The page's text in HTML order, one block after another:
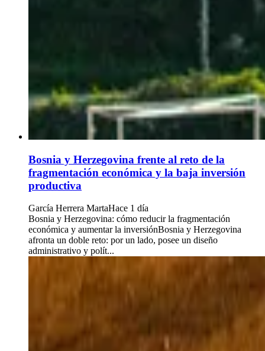
Bosnia y Herzegovina frente al reto de la
fragmentación económica y la baja inversión
productiva
García Herrera MartaHace 1 día
Bosnia y Herzegovina: cómo reducir la fragmentación
económica y aumentar la inversiónBosnia y Herzegovina
afronta un doble reto: por un lado, posee un diseño
administrativo y polít...